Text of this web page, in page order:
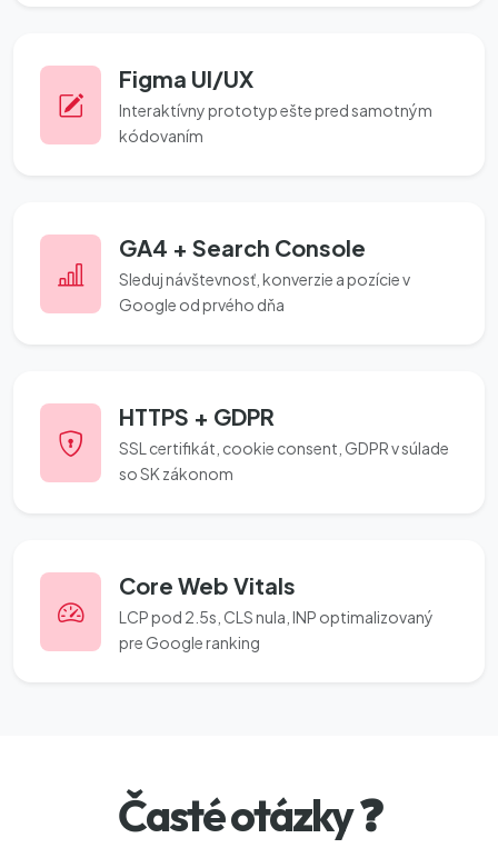
Figma UI/UX
Interaktívny prototyp ešte pred samotným
kódovaním
GA4 + Search Console
Sleduj návštevnosť, konverzie a pozície v
Google od prvého dňa
HTTPS + GDPR
SSL certifikát, cookie consent, GDPR v súlade
so SK zákonom
Core Web Vitals
LCP pod 2.5s, CLS nula, INP optimalizovaný
pre Google ranking
Časté otázky ❓